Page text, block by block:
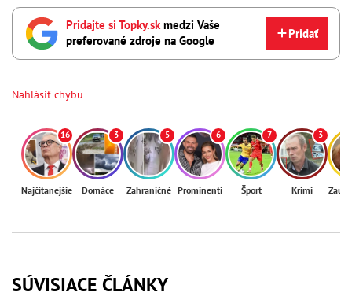
Pridajte si Topky.skmedzi Vaše
preferované zdroje na Google
Pridať
Nahlásiť chybu
16
Najčítanejšie
3
Domáce
5
Zahraničné
6
Prominenti
7
Šport
3
Krimi
SÚVISIACE ČLÁNKY